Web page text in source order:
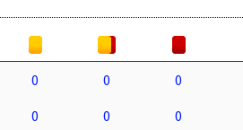
0 0 0
0 0 0